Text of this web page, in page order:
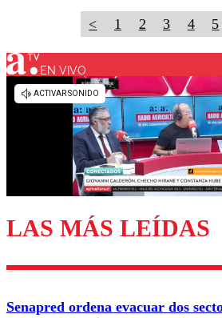
< 1 2 3 4 5
EN VIVO
LAS MÁS LEÍDAS
Senapred ordena evacuar dos